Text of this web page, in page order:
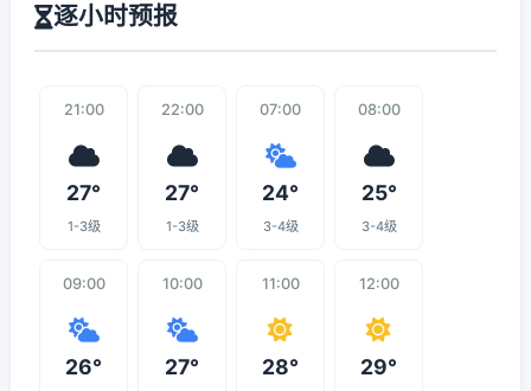
逐小时预报
21:00
27°
1-3级
22:00
27°
1-3级
07:00
24°
3-4级
08:00
25°
3-4级
09:00
26°
10:00
27°
11:00
28°
12:00
29°